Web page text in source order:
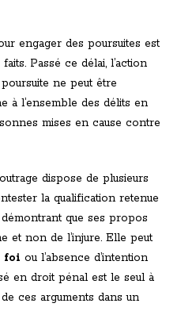
engager des poursuites est
Passé ce délai, l’action
ne peut être
à l’ensemble des délits en
mises en cause contre
dispose de plusieurs
la qualification retenue
que ses propos
et non de l’injure. Elle peut
foi ou l’absence d’intention
en droit pénal est le seul à
ces arguments dans un